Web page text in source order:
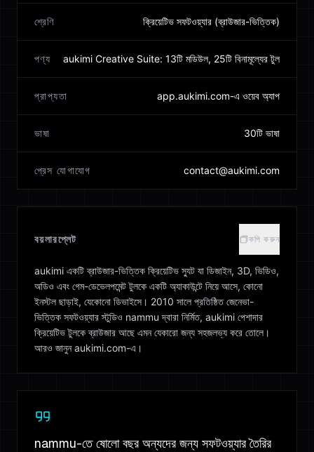
শ্রেণি ক্রিয়েটিভ সফটওয়্যার (ব্রাউজার-ভিত্তিক)
পণ্য aukimi Creative Suite: 13টি মডিউল, 25টি বিনামূল্যের টুল
প্রাপ্যতা app.aukimi.com-এ ওয়েব অ্যাপ
ভাষা 30টি ভাষা
প্রেস যোগাযোগ contact@aukimi.com
বয়লারপ্লেট কপি করুন
aukimi একটি ব্রাউজার-ভিত্তিক ক্রিয়েটিভ স্যুট যা ডিজাইন, 3D, ভিডিও,
অডিও এবং গেম-ডেভেলপমেন্ট টুলকে একটি অ্যাকাউন্টে নিয়ে আসে, কোনো
ইনস্টল ছাড়াই, যেকোনো ডিভাইসে। 2010 সালে প্রতিষ্ঠিত জেনেভা-
ভিত্তিক সফটওয়্যার স্টুডিও nammu দ্বারা নির্মিত, aukimi পেশাদার
ক্রিয়েটিভ টুলকে ব্রাউজার আছে এমন যেকারো জন্য সহজলভ্য করে তোলে।
আরও জানুন aukimi.com-এ।
nammu-তে ষোলো বছর অন্যদের জন্য সফটওয়্যার তৈরির